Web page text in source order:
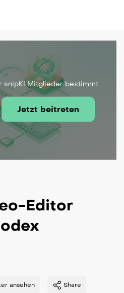
snipKI Mitglieder bestimmt.
Jetzt beitreten
Editor
ansehen Share